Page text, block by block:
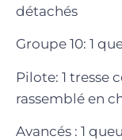
détachés
Groupe 10: 1
Pilote: 1 tresse
rassemblé en
Avancés : 1